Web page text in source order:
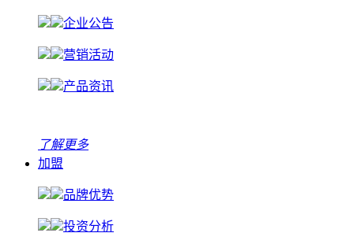
企业公告
营销活动
产品资讯
了解更多
加盟
品牌优势
投资分析